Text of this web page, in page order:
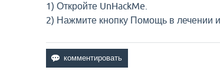
1) Откройте UnHackMe.
2) Нажмите кнопку Помощь в лечении и